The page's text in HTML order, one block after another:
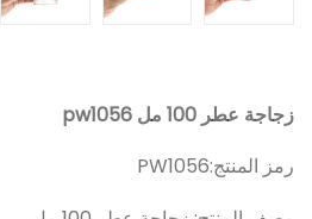
زجاجة عطر 100 مل pw1056
رمز المنتج:PW1056